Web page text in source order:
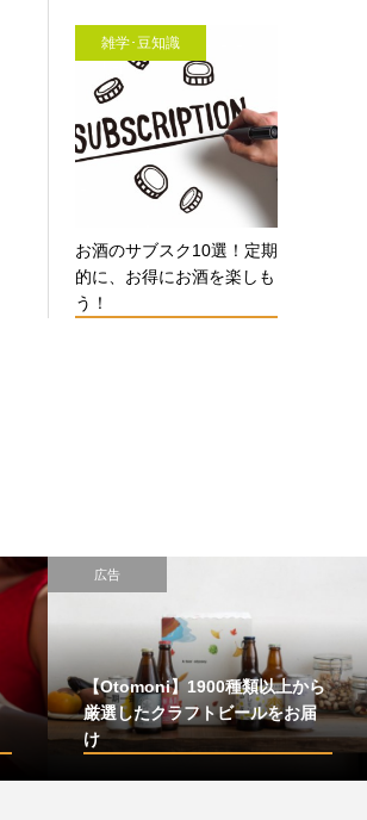
雑学･豆知識
お酒のサブスク10選！定期
的に、お得にお酒を楽しも
う！
広告
【Otomoni】1900種類以上から
厳選したクラフトビールをお届
け